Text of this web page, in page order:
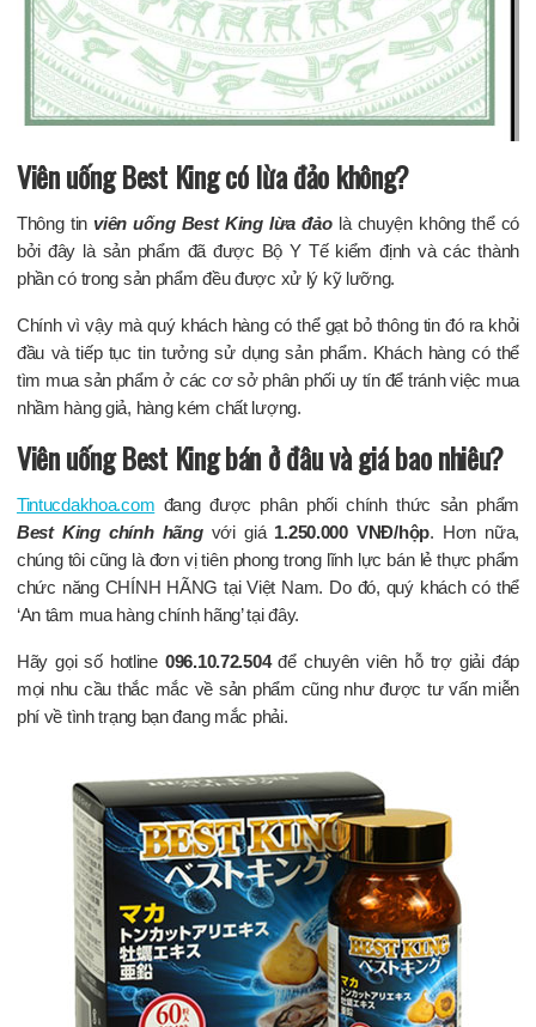
Viên uống Best King có lừa đảo không?
Thông tin viên uống Best King lừa đảolà chuyện không thể có
bởi đây là sản phẩm đã được Bộ Y Tế kiểm định và các thành
phần có trong sản phẩm đều được xử lý kỹ lưỡng.
Chính vì vậy mà quý khách hàng có thể gạt bỏ thông tin đó ra khỏi
đầu và tiếp tục tin tưởng sử dụng sản phẩm. Khách hàng có thể
tìm mua sản phẩm ở các cơ sở phân phối uy tín để tránh việc mua
nhầm hàng giả, hàng kém chất lượng.
Viên uống Best King bán ở đâu và giá bao nhiêu?
Tintucdakhoa.com đang được phân phối chính thức sản phẩm
Best King chính hãngvới giá 1.250.000 VNĐ/hộp. Hơn nữa,
chúng tôi cũng là đơn vị tiên phong trong lĩnh lực bán lẻ thực phẩm
chức năng CHÍNH HÃNG tại Việt Nam. Do đó, quý khách có thể
‘An tâm mua hàng chính hãng’ tại đây.
Hãy gọi số hotline096.10.72.504để chuyên viên hỗ trợ giải đáp
mọi nhu cầu thắc mắc về sản phẩm cũng như được tư vấn miễn
phí về tình trạng bạn đang mắc phải.